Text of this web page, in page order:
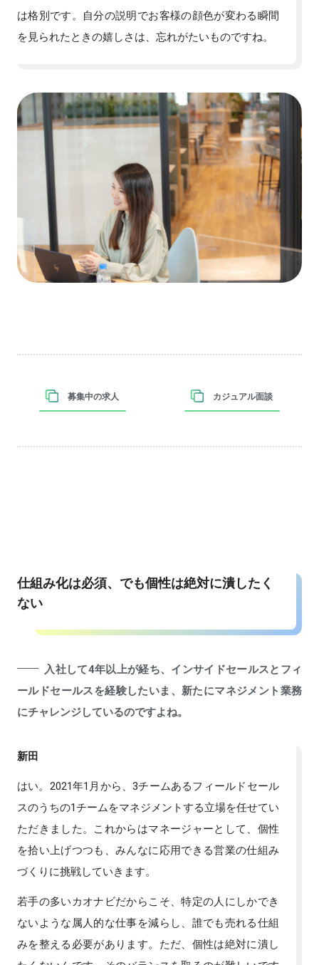
は格別です。自分の説明でお客様の顔色が変わる瞬間
を見られたときの嬉しさは、忘れがたいものですね。
募集中の求人 カジュアル面談
仕組み化は必須、でも個性は絶対に潰したく
ない
入社して4年以上が経ち、インサイドセールスとフィ
ールドセールスを経験したいま、新たにマネジメント業務
にチャレンジしているのですよね。
新田
はい。2021年1月から、3チームあるフィールドセール
スのうちの1チームをマネジメントする立場を任せてい
ただきました。これからはマネージャーとして、個性
を拾い上げつつも、みんなに応用できる営業の仕組み
づくりに挑戦していきます。
若手の多いカオナビだからこそ、特定の人にしかでき
ないような属人的な仕事を減らし、誰でも売れる仕組
みを整える必要があります。ただ、個性は絶対に潰し